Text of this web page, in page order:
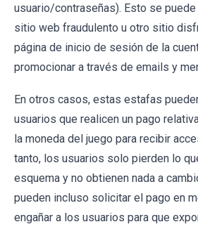
usuario/contraseñas). Esto se
sitio web fraudulento u otro sitio
página de inicio de sesión de la
promocionar a través de emails y
En otros casos, estas estafas
usuarios que realicen un pago
la moneda del juego para recibir
tanto, los usuarios solo pierden lo
esquema y no obtienen nada a
pueden incluso solicitar el pago en
engañar a los usuarios para que